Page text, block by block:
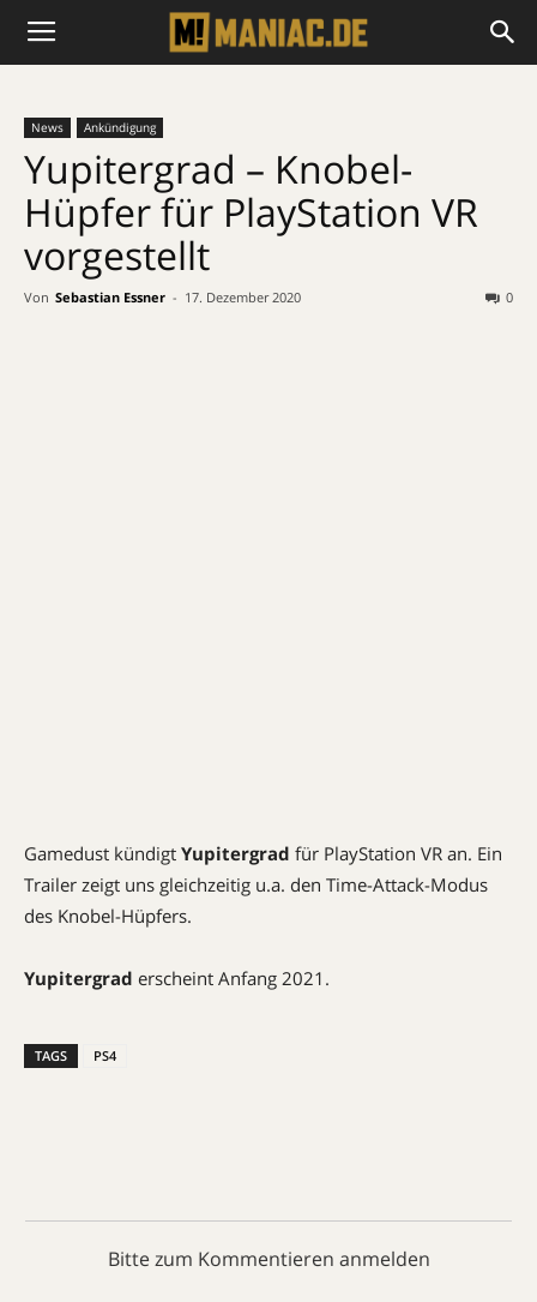
News Ankündigung
Yupitergrad – Knobel-
Hüpfer für PlayStation VR
vorgestellt
Von Sebastian Essner - 17. Dezember 2020 0
Gamedust kündigt Yupitergrad für PlayStation VR an. Ein
Trailer zeigt uns gleichzeitig u.a. den Time-Attack-Modus
des Knobel-Hüpfers.
Yupitergrad erscheint Anfang 2021.
TAGS PS4
Bitte zum Kommentieren anmelden